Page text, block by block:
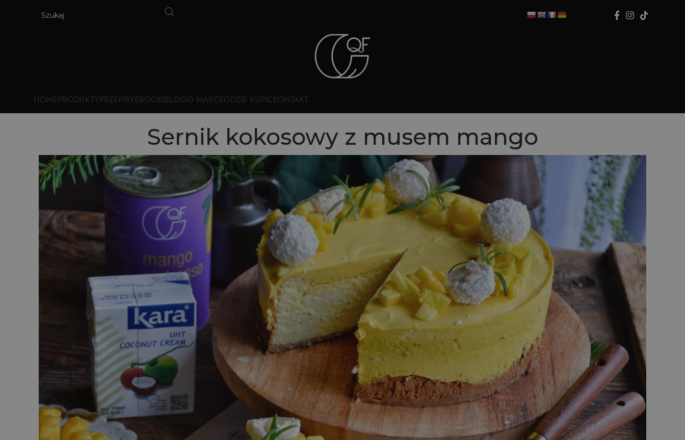
HOMEPRODUKTYPRZEPISYEBOOKIBLOGO MARCEGDZIE KUPIĆKONTAKT
Sernik kokosowy z musem mango